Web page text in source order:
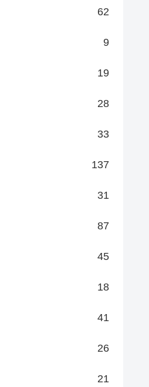
62
9
19
28
33
137
31
87
45
18
41
26
21